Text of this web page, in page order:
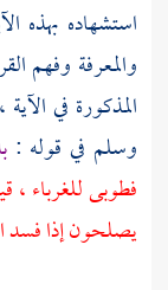
استشهاده بهذه
والمعرفة وفهم
المذكورة في
وسلم في قوله :
فطوبى للغرباء ،
يصلحون إذا فسد